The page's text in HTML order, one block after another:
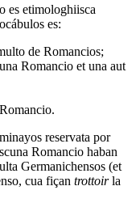
es etimologhiisca
es:
de Romancios;
Romancio et una aut
reservata por
Romancio haban
Germanichensos (et
cua fiçan trottoirla